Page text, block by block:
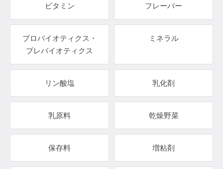
ビタミン フレーバー
プロバイオティクス・
プレバイオティクス
ミネラル
リン酸塩 乳化剤
乳原料 乾燥野菜
保存料 増粘剤